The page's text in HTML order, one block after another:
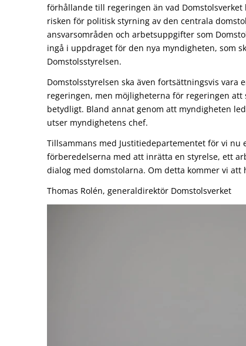
förhållande till regeringen än vad
risken för politisk styrning av den centrala
ansvarsområden och arbetsuppgifter som
ingå i uppdraget för den nya myndigheten, som
Domstolsstyrelsen.
Domstolsstyrelsen ska även fortsättningsvis
regeringen, men möjligheterna för regeringen att
betydligt. Bland annat genom att myndigheten
utser myndighetens chef.
Tillsammans med Justitiedepartementet för vi nu
förberedelserna med att inrätta en styrelse, ett
dialog med domstolarna. Om detta kommer vi att
Thomas Rolén, generaldirektör Domstolsverket